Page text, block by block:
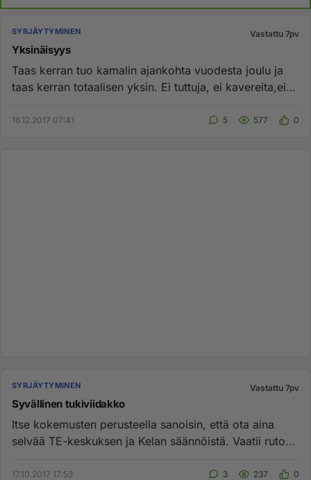
SYRJÄYTYMINEN Vastattu 7pv
Yksinäisyys
Taas kerran tuo kamalin ajankohta vuodesta joulu ja
taas kerran totaalisen yksin. Ei tuttuja, ei kavereita,ei
16.12.2017 07:41 5 577 0
SYRJÄYTYMINEN Vastattu 7pv
Syvällinen tukiviidakko
Itse kokemusten perusteella sanoisin, että ota aina
selvää TE-keskuksen ja Kelan säännöistä. Vaatii rutosti
17.10.2017 17:53 3 237 0